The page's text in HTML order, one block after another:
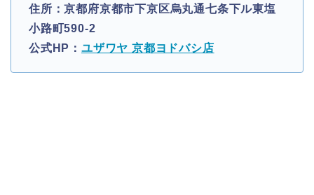
住所：京都府京都市下京区烏丸通七条下ル東塩
小路町590-2
公式HP： ユザワヤ 京都ヨドバシ店